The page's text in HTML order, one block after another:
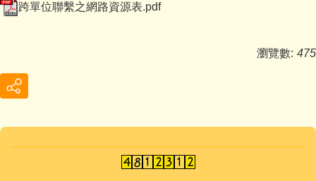
跨單位聯繫之網路資源表.pdf
瀏覽數: 475